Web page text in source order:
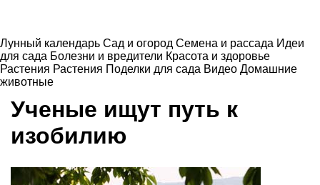
Лунный календарь Сад и огород Семена и рассада Идеи
для сада Болезни и вредители Красота и здоровье
Растения Растения Поделки для сада Видео Домашние
животные
Ученые ищут путь к
изобилию